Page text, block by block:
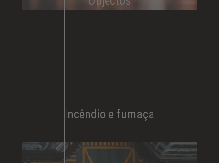
Incêndio e fumaça​